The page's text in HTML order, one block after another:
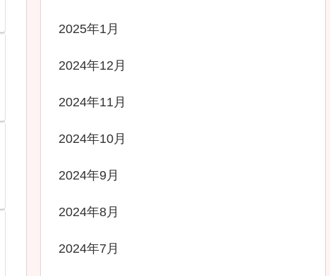
2025年1月
2024年12月
2024年11月
2024年10月
2024年9月
2024年8月
2024年7月